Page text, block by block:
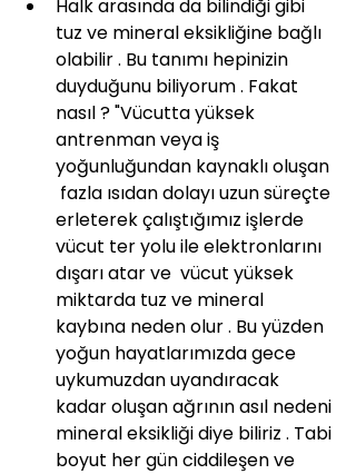
Halk arasında da bilindiği gibi
tuz ve mineral eksikliğine bağlı
olabilir . Bu tanımı hepinizin
duyduğunu biliyorum . Fakat
nasıl ? "Vücutta yüksek
antrenman veya iş
yoğunluğundan kaynaklı oluşan
fazla ısıdan dolayı uzun süreçte
erleterek çalıştığımız işlerde
vücut ter yolu ile elektronlarını
dışarı atar ve  vücut yüksek
miktarda tuz ve mineral
kaybına neden olur . Bu yüzden
yoğun hayatlarımızda gece
uykumuzdan uyandıracak
kadar oluşan ağrının asıl nedeni
mineral eksikliği diye biliriz . Tabi
boyut her gün ciddileşen ve